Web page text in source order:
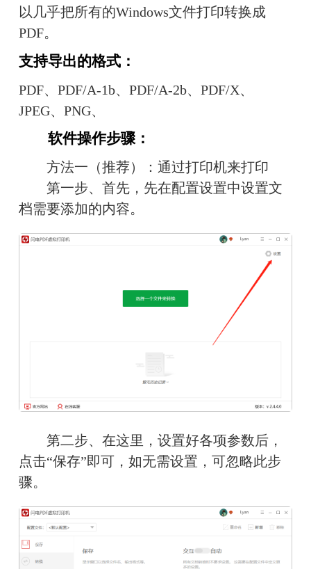
以几乎把所有的Windows文件打印转换成
PDF。
支持导出的格式：
PDF、PDF/A-1b、PDF/A-2b、PDF/X、
JPEG、PNG、
软件操作步骤：
方法一（推荐）：通过打印机来打印
第一步、首先，先在配置设置中设置文
档需要添加的内容。
第二步、在这里，设置好各项参数后，
点击“保存”即可，如无需设置，可忽略此步
骤。